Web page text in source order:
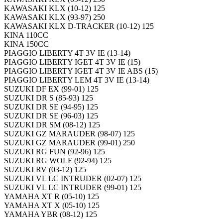
KAWASAKI KLX (10-12) 125
KAWASAKI KLX (93-97) 250
KAWASAKI KLX D-TRACKER (10-12) 125
KINA 110CC
KINA 150CC
PIAGGIO LIBERTY 4T 3V IE (13-14)
PIAGGIO LIBERTY IGET 4T 3V IE (15)
PIAGGIO LIBERTY IGET 4T 3V IE ABS (15)
PIAGGIO LIBERTY LEM 4T 3V IE (13-14)
SUZUKI DF EX (99-01) 125
SUZUKI DR S (85-93) 125
SUZUKI DR SE (94-95) 125
SUZUKI DR SE (96-03) 125
SUZUKI DR SM (08-12) 125
SUZUKI GZ MARAUDER (98-07) 125
SUZUKI GZ MARAUDER (99-01) 250
SUZUKI RG FUN (92-96) 125
SUZUKI RG WOLF (92-94) 125
SUZUKI RV (03-12) 125
SUZUKI VL LC INTRUDER (02-07) 125
SUZUKI VL LC INTRUDER (99-01) 125
YAMAHA XT R (05-10) 125
YAMAHA XT X (05-10) 125
YAMAHA YBR (08-12) 125